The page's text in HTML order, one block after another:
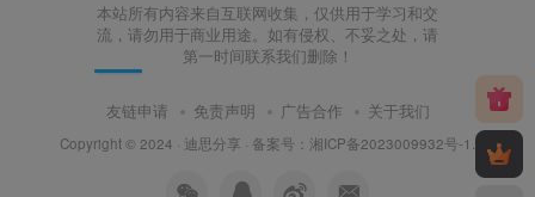
本站所有内容来自互联网收集，仅供用于学习和交
流，请勿用于商业用途。如有侵权、不妥之处，请
第一时间联系我们删除！
友链申请 免责声明 广告合作 关于我们
Copyright © 2024 · 迪思分享 · 备案号： 湘ICP备2023009932号-1 .